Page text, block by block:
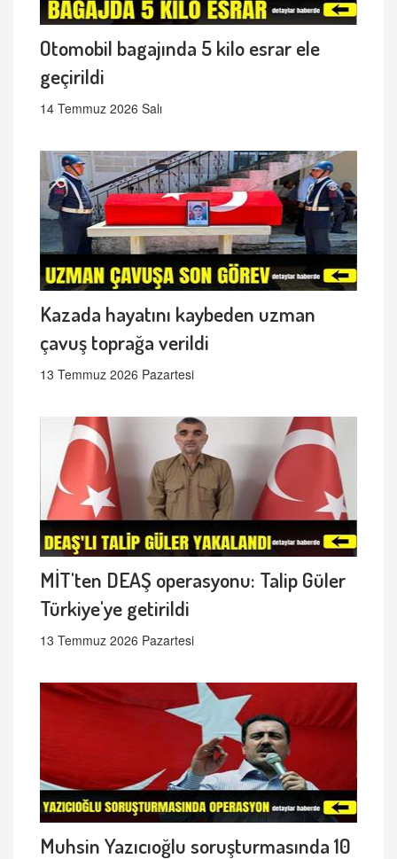
Otomobil bagajında 5 kilo esrar ele
geçirildi
14 Temmuz 2026 Salı
Kazada hayatını kaybeden uzman
çavuş toprağa verildi
13 Temmuz 2026 Pazartesi
MİT'ten DEAŞ operasyonu: Talip Güler
Türkiye'ye getirildi
13 Temmuz 2026 Pazartesi
Muhsin Yazıcıoğlu soruşturmasında 10